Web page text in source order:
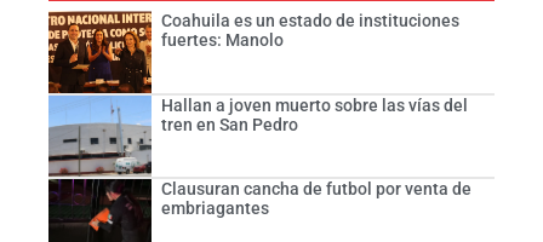
Coahuila es un estado de instituciones
fuertes: Manolo
Hallan a joven muerto sobre las vías del
tren en San Pedro
Clausuran cancha de futbol por venta de
embriagantes